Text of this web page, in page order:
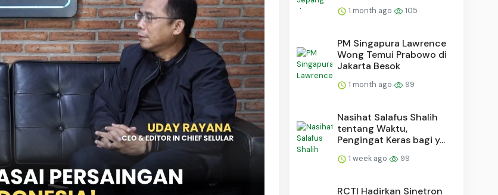
1 month ago 105
PM Singapura Lawrence
Wong Temui Prabowo di
Jakarta Besok
1 month ago 99
Nasihat Salafus Shalih
tentang Waktu,
Pengingat Keras bagi y...
1 week ago 99
RCTI Hadirkan Sinetron